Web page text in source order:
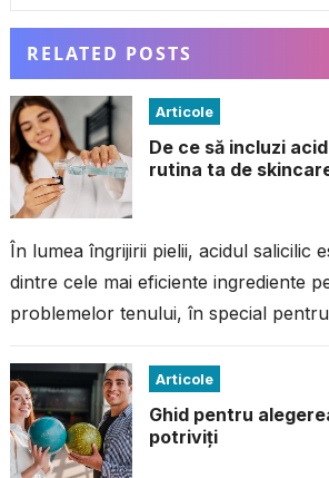
RELATED POSTS
Articole
De ce să incluzi
rutina ta de
În lumea îngrijirii pielii, acidul salicilic
dintre cele mai eficiente ingrediente
problemelor tenului, în special
Articole
Ghid pentru
potriviți